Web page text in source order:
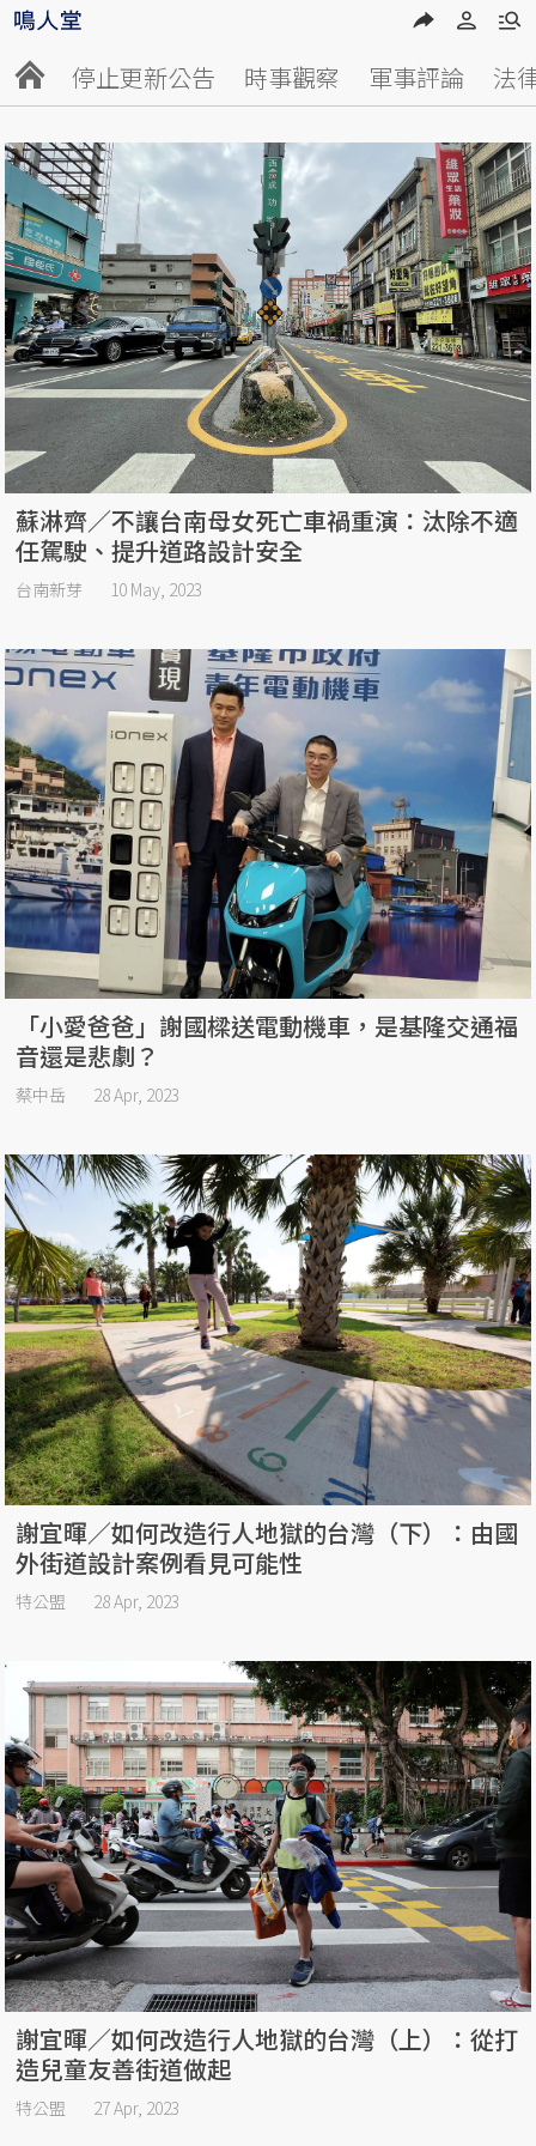
停止更新公告 時事觀察 軍事評論 法
蘇淋齊／不讓台南母女死亡車禍重演：汰除不適
任駕駛、提升道路設計安全
台南新芽 10 May, 2023
「小愛爸爸」謝國樑送電動機車，是基隆交通福
音還是悲劇？
蔡中岳 28 Apr, 2023
謝宜暉／如何改造行人地獄的台灣（下）：由國
外街道設計案例看見可能性
特公盟 28 Apr, 2023
謝宜暉／如何改造行人地獄的台灣（上）：從打
造兒童友善街道做起
特公盟 27 Apr, 2023